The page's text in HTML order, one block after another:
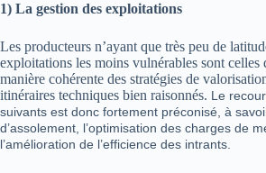
1) La gestion des exploitations
Les producteurs n’ayant que très peu de
exploitations les moins vulnérables sont celles
manière cohérente des stratégies de
itinéraires techniques bien raisonnés. Le
suivants est donc fortement préconisé, à
d’assolement, l’optimisation des charges de
l’amélioration de l’efficience des intrants.